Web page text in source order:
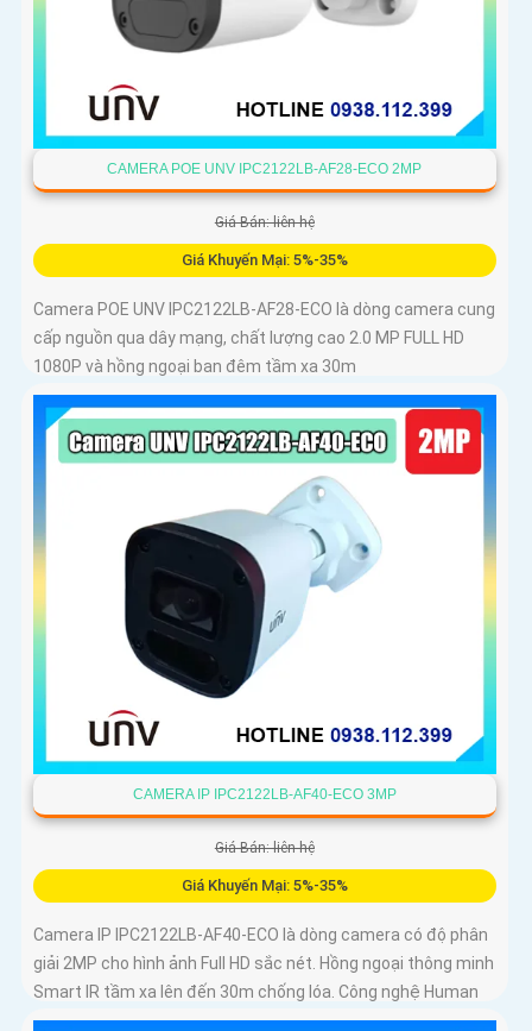
CAMERA POE UNV IPC2122LB-AF28-ECO 2MP
Giá Bán: liên hệ
Giá Khuyến Mại: 5%-35%
Camera POE UNV IPC2122LB-AF28-ECO là dòng camera cung
cấp nguồn qua dây mạng, chất lượng cao 2.0 MP FULL HD
1080P và hồng ngoại ban đêm tầm xa 30m
CAMERA IP IPC2122LB-AF40-ECO 3MP
Giá Bán: liên hệ
Giá Khuyến Mại: 5%-35%
Camera IP IPC2122LB-AF40-ECO là dòng camera có độ phân
giải 2MP cho hình ảnh Full HD sắc nét. Hồng ngoại thông minh
Smart IR tầm xa lên đến 30m chống lóa. Công nghệ Human
Detection 2